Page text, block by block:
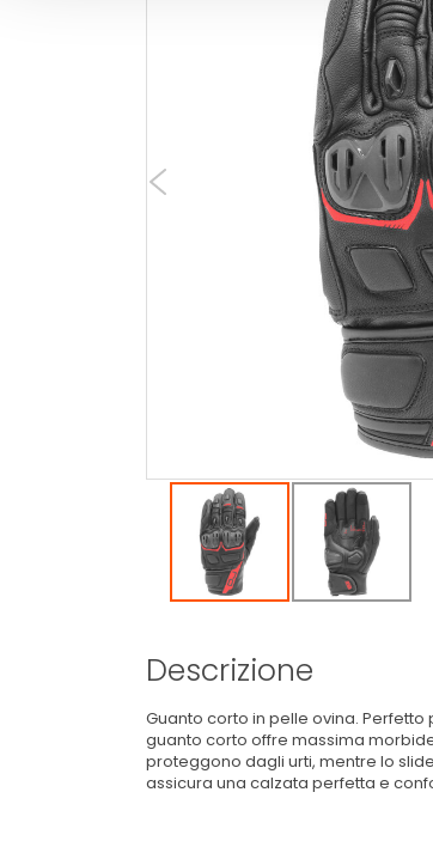
Descrizione
Guanto corto in pelle ovina.
guanto corto offre massima
proteggono dagli urti, mentre lo
assicura una calzata perfetta e